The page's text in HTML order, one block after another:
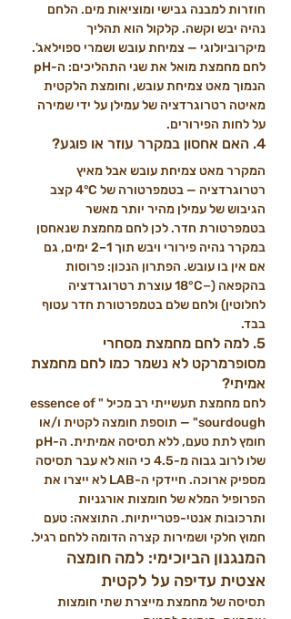
חוזרות למבנה גבישי ומוציאות מים. הלחם
נהיה יבש וקשה. קלקול הוא תהליך
מיקרוביולוגי — צמיחת עובש ושמרי ספוילאג'.
הנמוך מאט צמיחת עובש, וחומצת הלקטית
מאיטה רטרוגרדציה של עמילן על ידי שמירה
על לחות הפירורים.
4. האם אחסון במקרר עוזר או פוגע?
המקרר מאט צמיחת עובש אבל מאיץ
רטרוגרדציה — בטמפרטורה של 4°C קצב
הגיבוש של עמילן מהיר יותר מאשר
בטמפרטורת חדר. לכן לחם מחמצת שנאחסן
במקרר נהיה פירורי ויבש תוך 1–2 ימים, גם
אם אין בו עובש. הפתרון הנכון: פרוסות
בהקפאה (−18°C עוצרת רטרוגרדציה
לחלוטין) ולחם שלם בטמפרטורת חדר עטוף
בבד.
5. למה לחם מחמצת מסחרי
מסופרמרקט לא נשמר כמו לחם מחמצת
אמיתי?
לחם מחמצת תעשייתי רב מכיל "essence of
sourdough" — תוספת חומצה לקטית ו/או
שלו לרוב גבוה מ-4.5 כי הוא לא עבר תסיסה
מספיק ארוכה. חיידקי ה-LAB לא ייצרו את
הפרופיל המלא של חומצות אורגניות
ותרכובות אנטי-פטרייתיות. התוצאה: טעם
חמוץ חלקי ושמירות קצרה הדומה ללחם רגיל.
המנגנון הביוכימי: למה חומצה
אצטית עדיפה על לקטית
תסיסה של מחמצת מייצרת שתי חומצות